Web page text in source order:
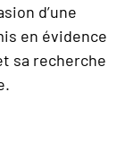
d’une
en évidence
sa recherche